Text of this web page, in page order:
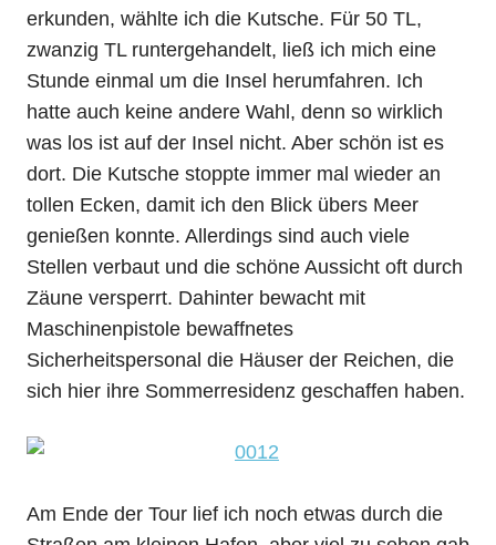
erkunden, wählte ich die Kutsche. Für 50 TL,
zwanzig TL runtergehandelt, ließ ich mich eine
Stunde einmal um die Insel herumfahren. Ich
hatte auch keine andere Wahl, denn so wirklich
was los ist auf der Insel nicht. Aber schön ist es
dort. Die Kutsche stoppte immer mal wieder an
tollen Ecken, damit ich den Blick übers Meer
genießen konnte. Allerdings sind auch viele
Stellen verbaut und die schöne Aussicht oft durch
Zäune versperrt. Dahinter bewacht mit
Maschinenpistole bewaffnetes
Sicherheitspersonal die Häuser der Reichen, die
sich hier ihre Sommerresidenz geschaffen haben.
Am Ende der Tour lief ich noch etwas durch die